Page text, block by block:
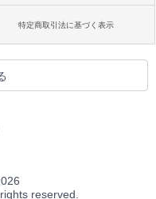
特定商取引法に基づく表示
reserved.